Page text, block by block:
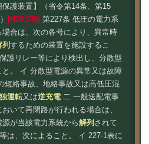
保護装置】（省令第14条、第15
[H29:問9] 第227条 低圧の電力系
合は、次の各号により、異常時
列 するための装置を施設するこ
護リレー等により検出し、分散型
と。 イ 分散型電源の異常又は故障
短絡事故、地絡事故又は高低圧混
運転又は逆充電二 一般送配電事
いて再閉路が行われる場合は、
が当該電力系統から解列 されて
は、次によること。 イ 227-1表に